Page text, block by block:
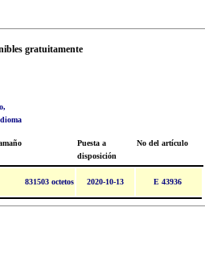
gratuitamente
Puesta a
disposición
No del artículo
831503 octetos 2020-10-13 E 43936